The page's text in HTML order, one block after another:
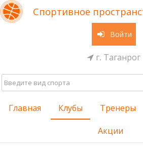
Спортивное
Войти
г. Таганрог
Главная Клубы Тренеры
Акции